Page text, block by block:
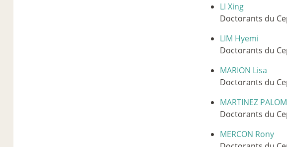
LI Xing
Doctorants du
LIM Hyemi
Doctorants du
MARION Lisa
Doctorants du
MARTINEZ
Doctorants du
MERCON Rony